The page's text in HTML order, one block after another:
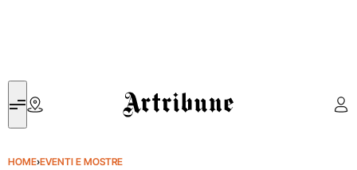
Artribune
HOME›EVENTI E MOSTRE